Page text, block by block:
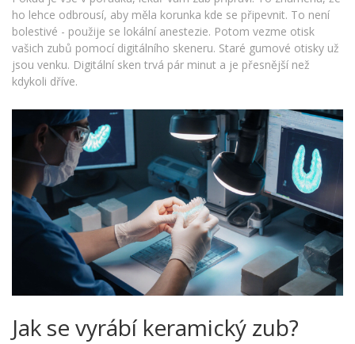
ho lehce odbrousí, aby měla korunka kde se připevnit. To není
bolestivé - použije se lokální anestezie. Potom vezme otisk
vašich zubů pomocí digitálního skeneru. Staré gumové otisky už
jsou venku. Digitální sken trvá pár minut a je přesnější než
kdykoli dříve.
Jak se vyrábí keramický zub?